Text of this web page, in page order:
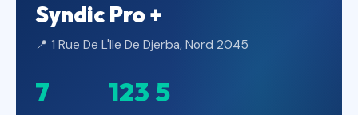
Syndic Pro +
📍 1 Rue De L'Ile De Djerba, Nord 2045
7 123 5